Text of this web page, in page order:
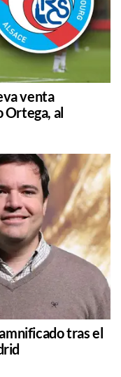
venta
Ortega, al
tras el